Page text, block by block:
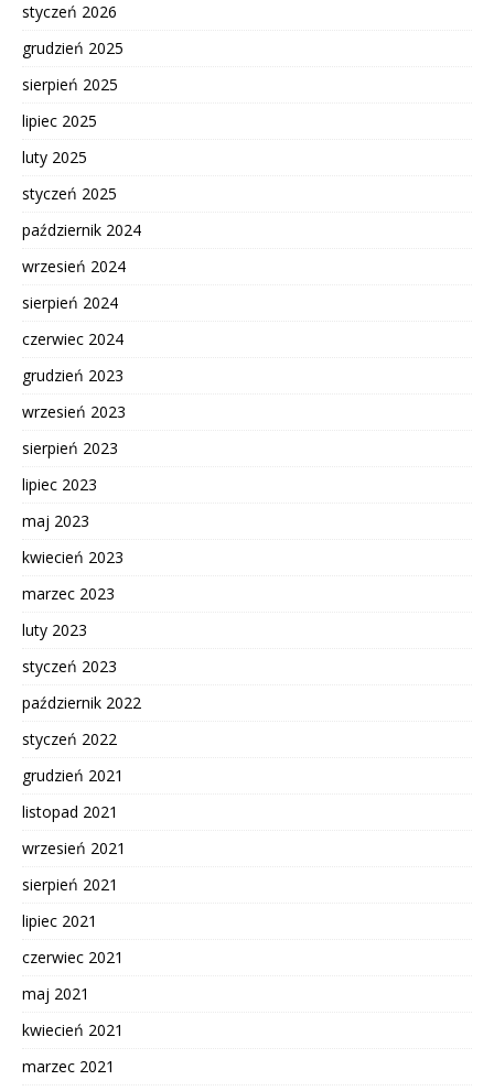
styczeń 2026
grudzień 2025
sierpień 2025
lipiec 2025
luty 2025
styczeń 2025
październik 2024
wrzesień 2024
sierpień 2024
czerwiec 2024
grudzień 2023
wrzesień 2023
sierpień 2023
lipiec 2023
maj 2023
kwiecień 2023
marzec 2023
luty 2023
styczeń 2023
październik 2022
styczeń 2022
grudzień 2021
listopad 2021
wrzesień 2021
sierpień 2021
lipiec 2021
czerwiec 2021
maj 2021
kwiecień 2021
marzec 2021